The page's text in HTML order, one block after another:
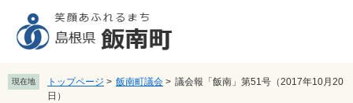
先
頭
を
飛
現在地 トップページ > 飯南町議会 > 議会報「飯南」第51号（2017年10月20
日）